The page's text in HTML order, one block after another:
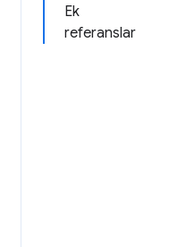
Ek
referanslar